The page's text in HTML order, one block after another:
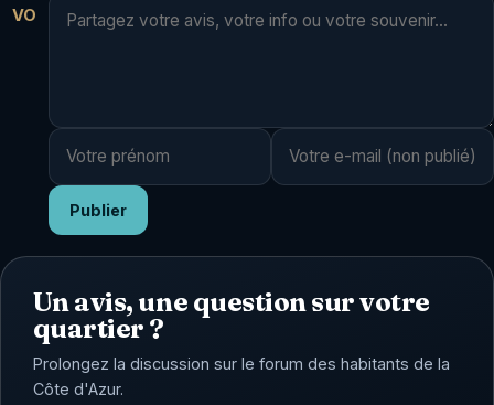
VO
Publier
Un avis, une question sur votre
quartier ?
Prolongez la discussion sur le forum des habitants de la
Côte d'Azur.